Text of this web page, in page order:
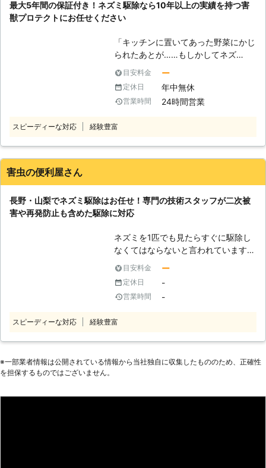
にネズミ駆除をお願いしてもネズミが
再発してしまったら意味がありません
りと証明されている業者に依頼するの
がおすすめです。 株式会社クジョー
は、最大5年間の保証をお約束してお
ります。 ネズミ駆除を業者に依頼し
たいと思ったときは、株式会社クジョ
ーにお任せください。 ●完全自社施
格で対応します 株式会社クジョー
は、お問い合わせの相談から現地調
査、駆除作業まで同じ担当者が最後ま
のため伝達ミスや手間もかからず、素
早く確実な作業が可能。 また、下請
け業者に作業を流すこともないため中
間マージンも発生せず、適正価格で作
業に対応できるというメリットもあり
ます。 駆除作業の費用面を少しでも
抑えたい方は、株式会社クジョーまで
ご相談ください。 株式会社クジョー
は関東地方を中心に駆除サービスを展
開しております。 ネズミ駆除を生業
私達までご連絡ください。
最大5年間の保証付き！ネズミ駆除なら10年以上の実績を持つ害
獣プロテクトにお任せください
「キッチンに置いてあった野菜にかじ
られたあとが……もしかしてネズ
ミ？」 「天井裏から物音がしたので
確認したらネズミを発見した」 ネズ
ミはその小さな体格で、窓の隙間や床
下の通風口など、約2㎝くらいの隙間
一度ネズミを駆除してもその侵入経路
せください。 弊社はネズミの侵入経
路を割り出し、再発防止にも力を入れ
害でお困りのお客様がいましたら、ぜ
ひ一度ご相談ください。 【害獣プロ
テクトが選ばれる理由】 駆除を生業
とした業者は数多く存在します。 そ
んな中でも弊社「害獣プロテクト」は
社にお任せください！」と言えるほど
は、数多くのメリットがあるから。弊
です。 ・大手の下請けで10年以上の
目安料金 ー
定休日 年中無休
営業時間 24時間営業
スピーディーな対応 経験豊富
害虫の便利屋さん
長野・山梨でネズミ駆除はお任せ！専門の技術スタッフが二次被
害や再発防止も含めた駆除に対応
ネズミを1匹でも見たらすぐに駆除し
なくてはならないと言われています。
なぜなら、ネズミは繁殖力がとても強
く、放っておくと1年で30匹ほどの子
供を産むからです。ネズミはあっとい
う間に数を増やし、さまざまな被害を
よる被害は建物や家具を食い破ってし
考えられます。 また、ネズミの糞や
とも……。 糞や尿での汚染はとても不
目安料金 ー
定休日 -
営業時間 -
スピーディーな対応 経験豊富
※⼀部業者情報は公開されている情報から当社独⾃に収集したもののため、正確性
を担保するものではございません。